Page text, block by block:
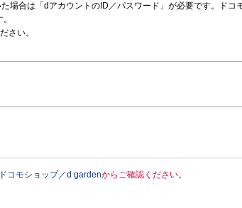
場合は「dアカウントのID／パスワード」が必要です。ドコ
さい。
ドコモショップ／d gardenからご確認ください。